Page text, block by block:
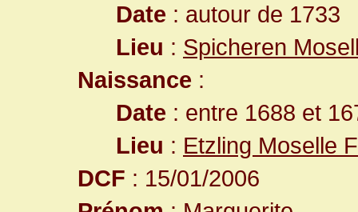
Date : autour de 1733
Lieu : Spicheren
Naissance :
Date : entre 1688 et
Lieu : Etzling Moselle
DCF : 15/01/2006